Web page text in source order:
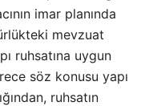
imar planında
mevzuat
ruhsatına uygun
söz konusu yapı
ruhsatın